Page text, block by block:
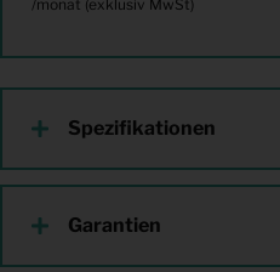
Spezifikationen
Garantien